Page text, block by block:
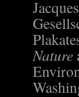
Nature